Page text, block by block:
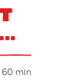
60 min